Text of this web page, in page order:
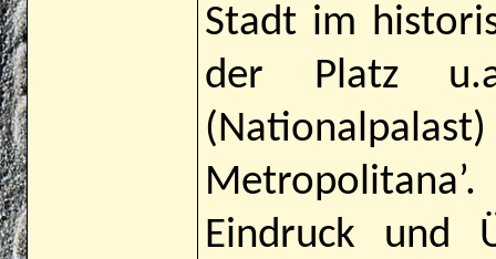
Stadt im
der Platz
Eindruck und